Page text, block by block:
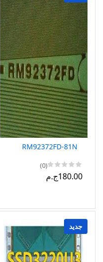
RM92372FD-81N
(0)
180.00ج.م
جديد